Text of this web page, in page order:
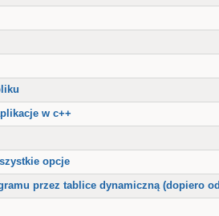
w c++
opcje
przez tablice dynamiczną (dopiero